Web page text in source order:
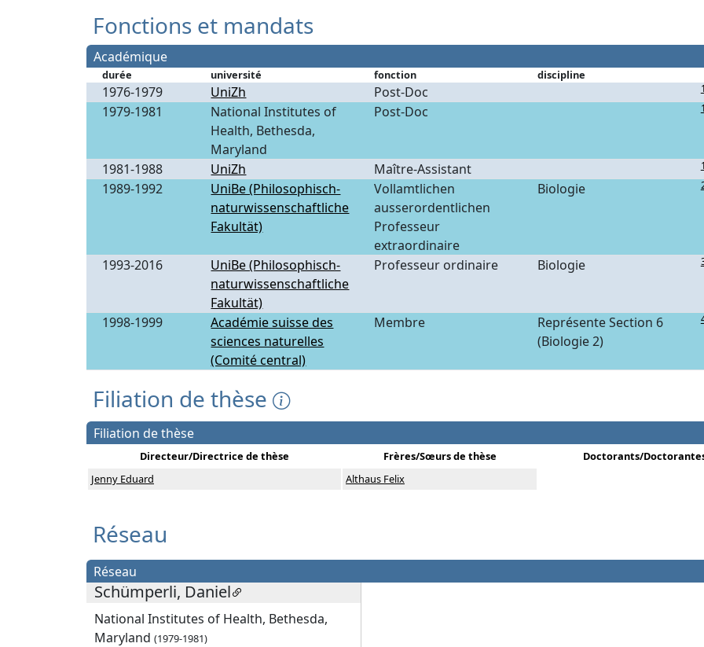
Fonctions et mandats
Académique
durée université fonction discipline
1976-1979 UniZh Post-Doc
1979-1981
National Institutes of
Health, Bethesda,
Maryland
Post-Doc
1981-1988 UniZh Maître-Assistant
1989-1992
UniBe (Philosophisch-
naturwissenschaftliche
Fakultät)
Vollamtlichen
ausserordentlichen
Professeur
extraordinaire
Biologie
1993-2016
UniBe (Philosophisch-
naturwissenschaftliche
Fakultät)
Professeur ordinaire Biologie
1998-1999
Académie suisse des
sciences naturelles
(Comité central)
Membre
Représente Section 6
(Biologie 2)
Filiation de thèse
Filiation de thèse
Directeur/Directrice de thèse Frères/Sœurs de thèse
Doctorants/
Jenny Eduard
Althaus Felix
Réseau
Réseau
Schümperli, Daniel
National Institutes of Health, Bethesda,
Maryland (1979-1981)